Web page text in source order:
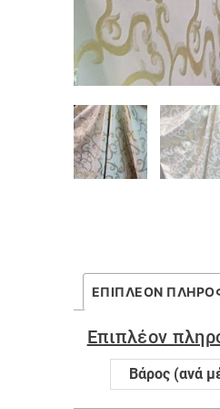
ΕΠΙΠΛΈΟΝ
Επιπλέον
Βάρος (ανά